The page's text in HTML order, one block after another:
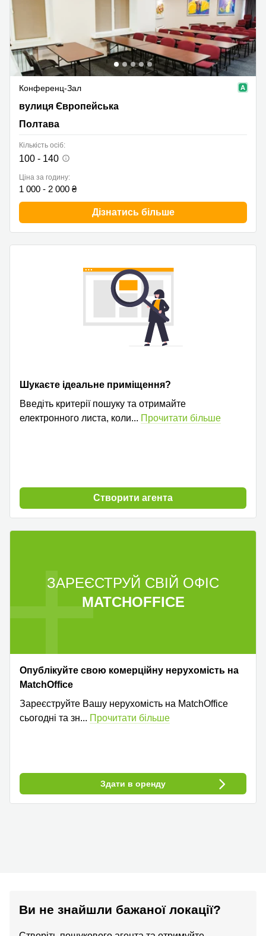
Конференц-Зал
вулиця Європейська 7, Полтава
вулиця Європейська
Полтава
Кількість осіб:
100 - 140
Ціна за годину:
1 000 - 2 000 ₴
Дізнатись більше
Шукаєте ідеальне приміщення?
Введіть критерії пошуку та отримайте
електронного листа, коли... Прочитати більше
Cтворити агента
ЗАРЕЄСТРУЙ СВІЙ ОФІС
MATCHOFFICE
Опублікуйте свою комерційну нерухомість на
MatchOffice
Зареєструйте Вашу нерухомість на MatchOffice
сьогодні та зн... Прочитати більше
Здати в оренду
Ви не знайшли бажаної локації?